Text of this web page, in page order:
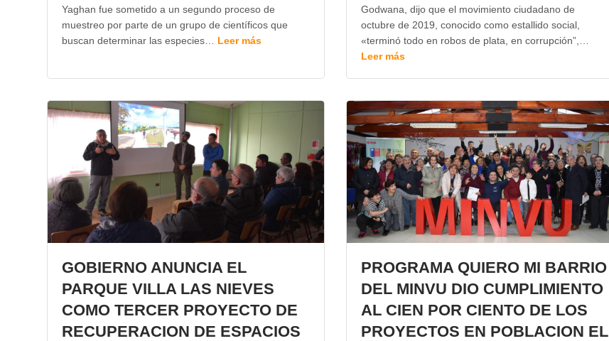
Yaghan fue sometido a un segundo proceso de
muestreo por parte de un grupo de científicos que
buscan determinar las especies… Leer más
Godwana, dijo que el movimiento ciudadano de
octubre de 2019, conocido como estallido social,
«terminó todo en robos de plata, en corrupción”,…
Leer más
GOBIERNO ANUNCIA EL
PARQUE VILLA LAS NIEVES
COMO TERCER PROYECTO DE
RECUPERACION DE ESPACIOS
PROGRAMA QUIERO MI BARRIO
DEL MINVU DIO CUMPLIMIENTO
AL CIEN POR CIENTO DE LOS
PROYECTOS EN POBLACION EL